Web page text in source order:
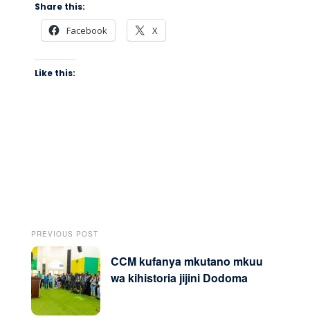
Share this:
Facebook X
Like this:
PREVIOUS POST
CCM kufanya mkutano mkuu
wa kihistoria jijini Dodoma